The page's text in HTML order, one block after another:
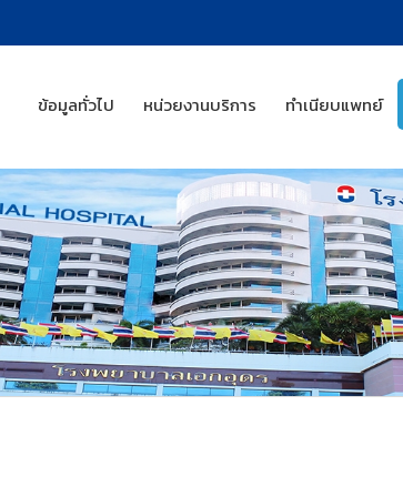
ข้อมูลทั่วไป หน่วยงานบริการ ทำเนียบแพทย์